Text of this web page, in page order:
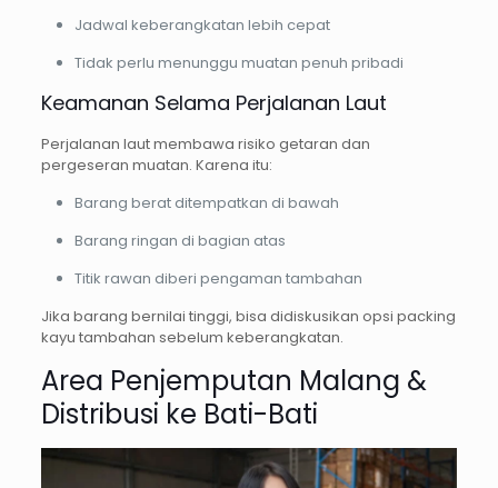
Jadwal keberangkatan lebih cepat
Tidak perlu menunggu muatan penuh pribadi
Keamanan Selama Perjalanan Laut
Perjalanan laut membawa risiko getaran dan
pergeseran muatan. Karena itu:
Barang berat ditempatkan di bawah
Barang ringan di bagian atas
Titik rawan diberi pengaman tambahan
Jika barang bernilai tinggi, bisa didiskusikan opsi packing
kayu tambahan sebelum keberangkatan.
Area Penjemputan Malang &
Distribusi ke Bati-Bati